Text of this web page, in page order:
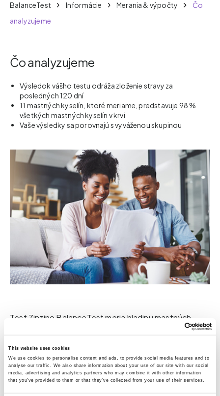
This website uses cookies
We use cookies to personalise content and ads, to provide social media features and to
analyse our traffic. We also share information about your use of our site with our social
media, advertising and analytics partners who may combine it with other information
that you’ve provided to them or that they’ve collected from your use of their services.
BalanceTest Informácie Merania & výpočty
Čo
analyzujeme
Čo analyzujeme
Výsledok vášho testu odráža zloženie stravy za
posledných 120 dní
11 mastných kyselín, ktoré meriame, predstavuje 98 %
všetkých mastných kyselín v krvi
Vaše výsledky sa porovnajú s vyváženou skupinou
Test Zinzino BalanceTest meria hladinu mastných
kyselín v kapilárnej krvi získanej z končeka prsta
technikou Dried Blood Spot (bodový test zo
zaschnutej krvi, DBS). V čase odberu vzorky
zohľadňujú hodnoty vašu stravu za posledných 120